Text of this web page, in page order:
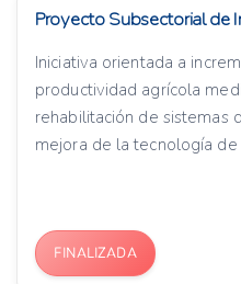
Proyecto Subsectorial de
Iniciativa orientada a
productividad agrícola
rehabilitación de sistemas
mejora de la tecnología
FINALIZADA